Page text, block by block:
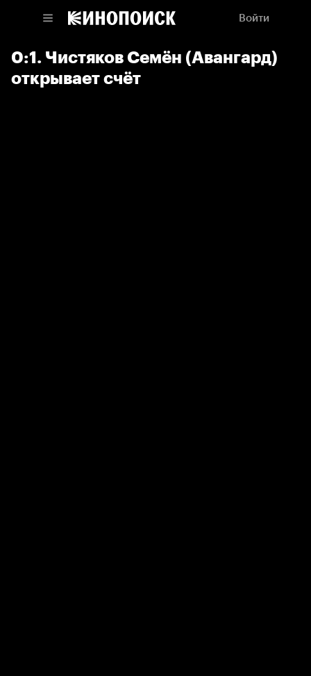
Войти
0:1. Чистяков Семён (Авангард)
открывает счёт